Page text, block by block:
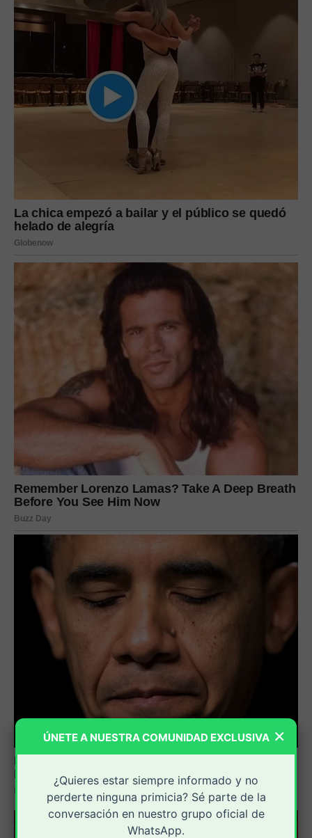
×
ÚNETE A NUESTRA COMUNIDAD EXCLUSIVA
¿Quieres estar siempre informado y no
perderte ninguna primicia? Sé parte de la
conversación en nuestro grupo oficial de
WhatsApp.